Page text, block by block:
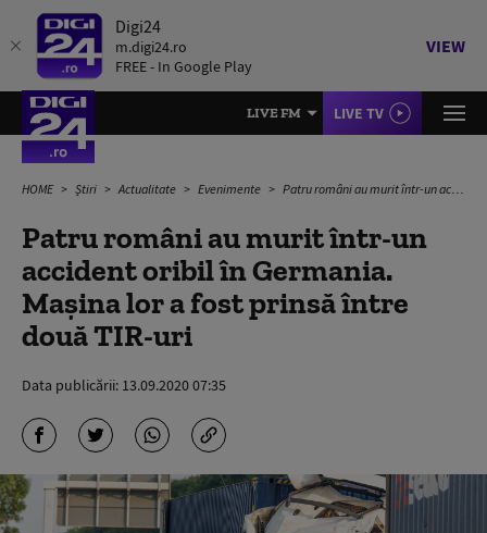
Digi24
m.digi24.ro
FREE - In Google Play
VIEW
LIVE FM LIVE TV
HOME Știri Actualitate Evenimente Patru români au murit într-un accident oribil în Germania. Mașina lor a fost prinsă între două TIR-uri
Patru români au murit într-un
accident oribil în Germania.
Mașina lor a fost prinsă între
două TIR-uri
Data publicării: 13.09.2020 07:35